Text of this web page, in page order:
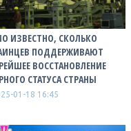
ИЗВЕСТНО, СКОЛЬКО
ПОДДЕРЖИВАЮТ
ВОССТАНОВЛЕНИЕ
СТАТУСА СТРАНЫ
01-18 16:45